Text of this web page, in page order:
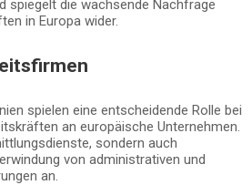
spiegelt die wachsende Nachfrage
in Europa wider.
spielen eine entscheidende Rolle bei
an europäische Unternehmen.
sondern auch
von administrativen und
an.